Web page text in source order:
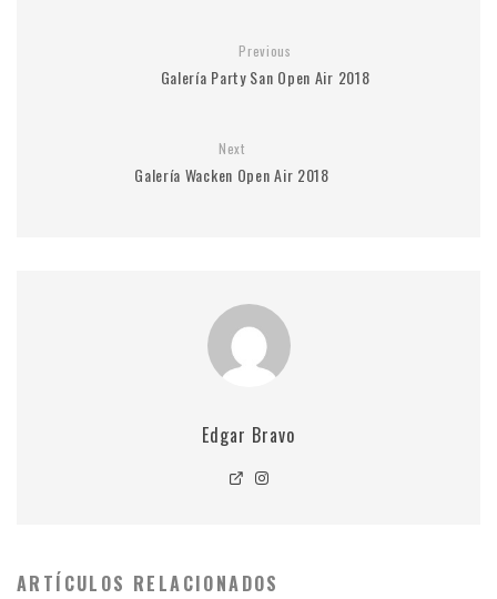
Previous
Galería Party San Open Air 2018
Next
Galería Wacken Open Air 2018
Edgar Bravo
ARTÍCULOS RELACIONADOS